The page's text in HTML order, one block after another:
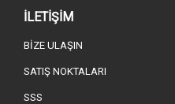
İLETİŞİM
BİZE ULAŞIN
SATIŞ NOKTALARI
SSS